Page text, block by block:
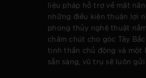
liệu pháp hỗ trợ về mặt
những điều kiện thuận lợi
phong thủy nghệ thuật
chăm chút cho góc Tây
tinh thần chủ động và một
sẵn sàng, vũ trụ sẽ luôn